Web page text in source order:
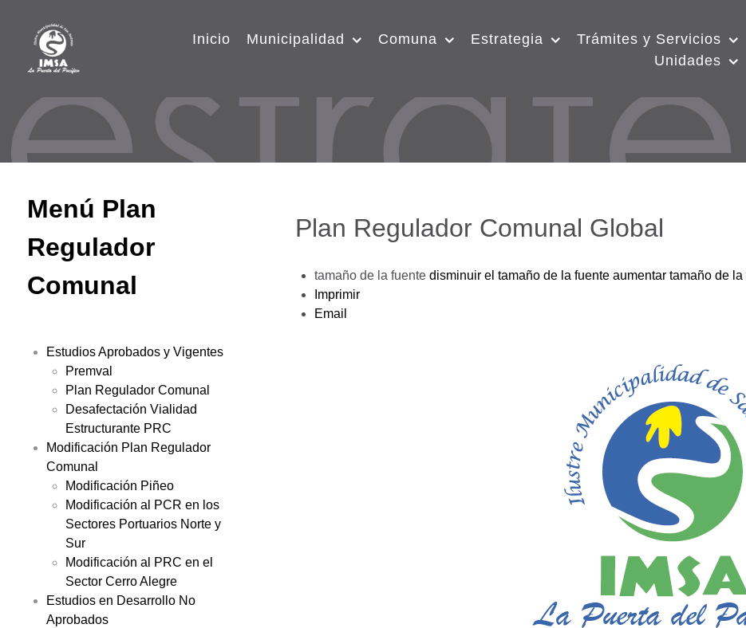
Inicio Municipalidad Comuna Estrategia
Trámites y Servicios
Unidades
Menú Plan
Regulador
Comunal
Estudios Aprobados y Vigentes
Premval
Plan Regulador Comunal
Desafectación Vialidad
Estructurante PRC
Modificación Plan Regulador
Comunal
Modificación Piñeo
Modificación al PCR en los
Sectores Portuarios Norte y
Sur
Modificación al PRC en el
Sector Cerro Alegre
Estudios en Desarrollo No
Aprobados
Plan Regulador Comunal Global
tamaño de la fuente disminuir el tamaño de la fuente aumentar tamaño de la
Imprimir
Email